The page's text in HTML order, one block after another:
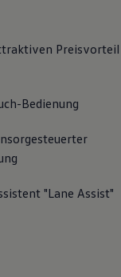
Shop
Preisvorteil
Bedienung
"Lane Assist"